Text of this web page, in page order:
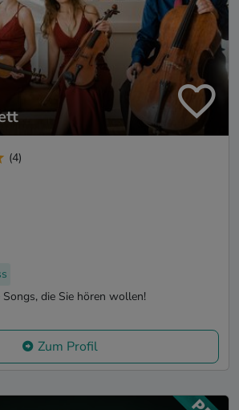
(4)
die Sie hören wollen!
Zum Profil